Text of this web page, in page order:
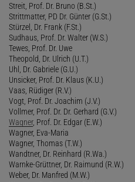
Streit, Prof. Dr. Bruno (B.St.)
Strittmatter, PD Dr. Günter (G.St.)
Stürzel, Dr. Frank (F.St.)
Sudhaus, Prof. Dr. Walter (W.S.)
Tewes, Prof. Dr. Uwe
Theopold, Dr. Ulrich (U.T.)
Uhl, Dr. Gabriele (G.U.)
Unsicker, Prof. Dr. Klaus (K.U.)
Vaas, Rüdiger (R.V.)
Vogt, Prof. Dr. Joachim (J.V.)
Vollmer, Prof. Dr. Dr. Gerhard (G.V.)
Wagner, Prof. Dr. Edgar (E.W.)
Wagner, Eva-Maria
Wagner, Thomas (T.W.)
Wandtner, Dr. Reinhard (R.Wa.)
Warnke-Grüttner, Dr. Raimund (R.W.)
Weber, Dr. Manfred (M.W.)